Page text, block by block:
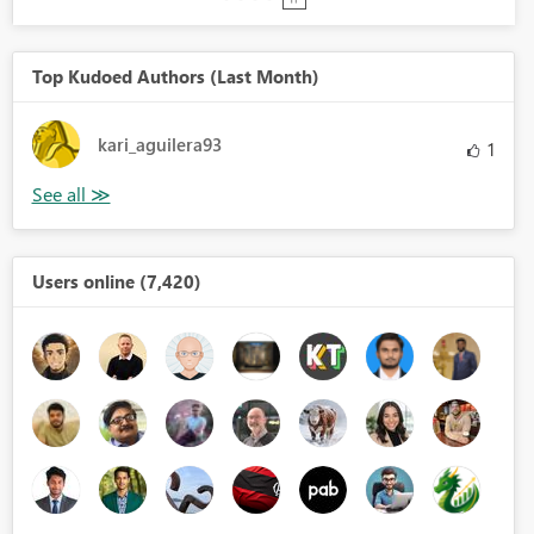
Top Kudoed Authors (Last Month)
kari_aguilera93 1
Users online (7,420)